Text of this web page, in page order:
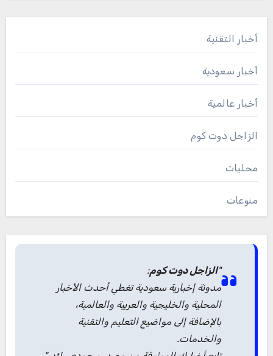
أخبار التقنية
أخبار سعودية
أخبار عالمية
الزاجل دوت كوم
محليات
منوعات
"الزاجل دوت كوم:
مدونة إخبارية سعودية تغطي أحدث الأخبار
المحلية والخليجية والعربية والعالمية،
بالإضافة إلى مواضيع التعليم والتقنية
والخدمات.